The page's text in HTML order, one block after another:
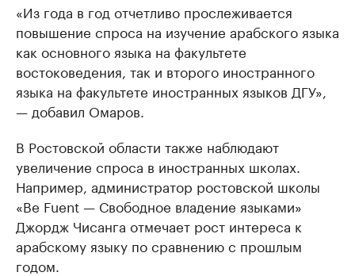
«Из года в год отчетливо прослеживается
повышение спроса на изучение арабского языка
как основного языка на факультете
востоковедения, так и второго иностранного
языка на факультете иностранных языков ДГУ»,
— добавил Омаров.
В Ростовской области также наблюдают
увеличение спроса в иностранных школах.
Например, администратор ростовской школы
«Be Fuent — Свободное владение языками»
Джордж Чисанга отмечает рост интереса к
арабскому языку по сравнению с прошлым
годом.